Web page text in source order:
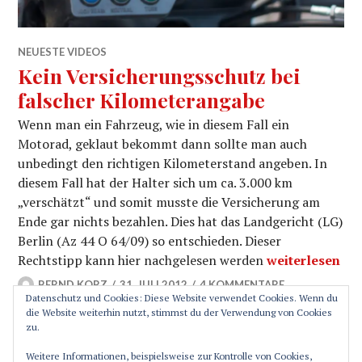
NEUESTE VIDEOS
Kein Versicherungsschutz bei
falscher Kilometerangabe
Wenn man ein Fahrzeug, wie in diesem Fall ein
Motorad, geklaut bekommt dann sollte man auch
unbedingt den richtigen Kilometerstand angeben. In
diesem Fall hat der Halter sich um ca. 3.000 km
„verschätzt“ und somit musste die Versicherung am
Ende gar nichts bezahlen. Dies hat das Landgericht (LG)
Berlin (Az 44 O 64/09) so entschieden. Dieser
Rechtstipp kann hier nachgelesen werdenKein
weiterlesen
BERND KORZ 31. JULI 2012 4 KOMMENTARE
Datenschutz und Cookies: Diese Website verwendet Cookies. Wenn du
die Website weiterhin nutzt, stimmst du der Verwendung von Cookies
zu.
Weitere Informationen, beispielsweise zur Kontrolle von Cookies,